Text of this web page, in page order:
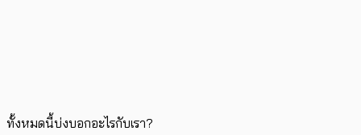
ทั้งหมดนี้บ่งบอกอะไรกับเรา?